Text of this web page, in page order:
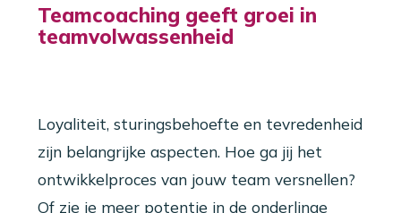
Teamcoaching geeft groei in
teamvolwassenheid
Loyaliteit, sturingsbehoefte en tevredenheid
zijn belangrijke aspecten. Hoe ga jij het
ontwikkelproces van jouw team versnellen?
Of zie je meer potentie in de onderlinge